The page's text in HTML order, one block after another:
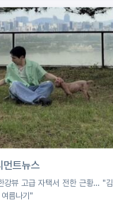
먼트뉴스
강뷰 고급 자택서 전한 근황… "김
름나기"